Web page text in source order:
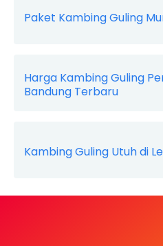
Paket Kambing Guling
Harga Kambing Guling
Bandung Terbaru
Kambing Guling Utuh di